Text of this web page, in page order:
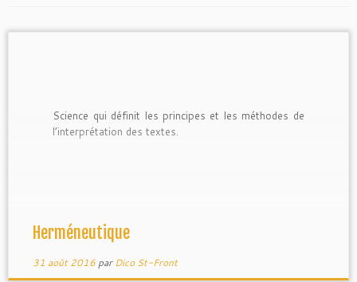
Science qui définit les principes et les méthodes de
l’interprétation des textes.
Herméneutique
31 août 2016 parDico St-Front